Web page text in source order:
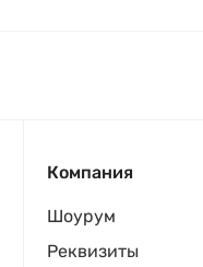
Компания
Шоурум
Реквизиты